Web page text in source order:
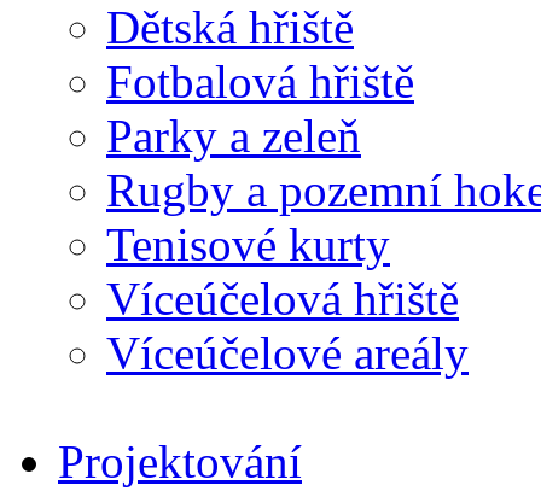
Dětská hřiště
Fotbalová hřiště
Parky a zeleň
Rugby a pozemní
Tenisové kurty
Víceúčelová hřiště
Víceúčelové areály
Projektování